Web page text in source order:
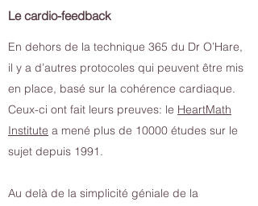
Le cardio-feedback
En dehors de la technique 365 du Dr O’Hare,
il y a d’autres protocoles qui peuvent être mis
en place, basé sur la cohérence cardiaque.
Ceux-ci ont fait leurs preuves: le HeartMath
Institute a mené plus de 10000 études sur le
sujet depuis 1991.
Au delà de la simplicité géniale de la